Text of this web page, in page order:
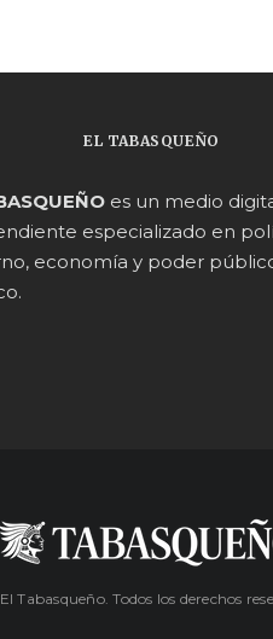
EL TABASQUEÑO
es un medio
especializado en
economía y poder
Tabasqueño. Todos los derechos